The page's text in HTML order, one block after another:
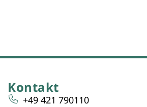
Kontakt
+49 421 790110